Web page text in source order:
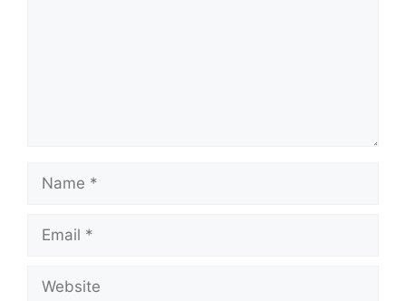
Name
Email
Website